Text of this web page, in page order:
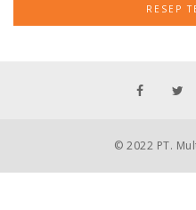
RESEP
© 2022 PT.